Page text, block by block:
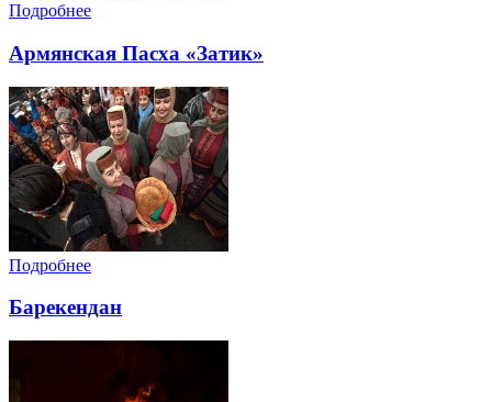
Подробнее
Армянская Пасха «Затик»
Подробнее
Барекендан